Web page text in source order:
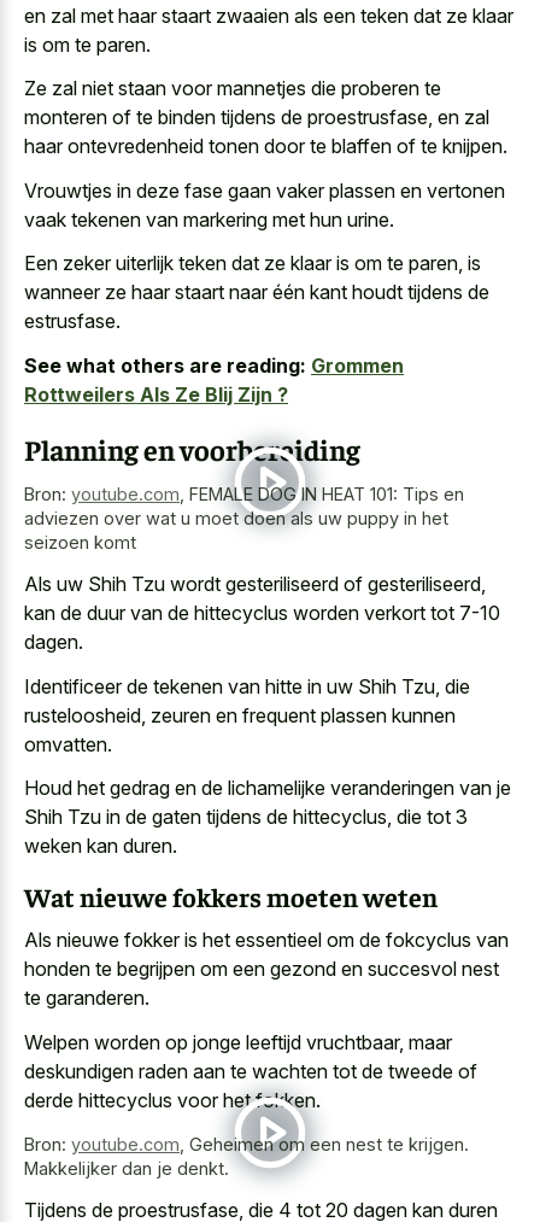
en zal met haar staart zwaaien als een teken dat ze klaar
is om te paren.
Ze zal niet staan voor mannetjes die proberen te
monteren of te binden tijdens de proestrusfase, en zal
haar ontevredenheid tonen door te blaffen of te knijpen.
Vrouwtjes in deze fase gaan vaker plassen en vertonen
vaak tekenen van markering met hun urine.
Een zeker uiterlijk teken dat ze klaar is om te paren, is
wanneer ze haar staart naar één kant houdt tijdens de
estrusfase.
See what others are reading: Grommen
Rottweilers Als Ze Blij Zijn ?
Planning en voorbereiding
Bron: youtube.com FEMALE DOG IN HEAT 101: Tips en
adviezen over wat u moet doen als uw puppy in het
seizoen komt
Als uw Shih Tzu wordt gesteriliseerd of gesteriliseerd,
kan de duur van de hittecyclus worden verkort tot 7-10
dagen.
Identificeer de tekenen van hitte in uw Shih Tzu, die
rusteloosheid, zeuren en frequent plassen kunnen
omvatten.
Houd het gedrag en de lichamelijke veranderingen van je
Shih Tzu in de gaten tijdens de hittecyclus, die tot 3
weken kan duren.
Wat nieuwe fokkers moeten weten
Als nieuwe fokker is het essentieel om de fokcyclus van
honden te begrijpen om een gezond en succesvol nest
te garanderen.
Welpen worden op jonge leeftijd vruchtbaar, maar
deskundigen raden aan te wachten tot de tweede of
derde hittecyclus voor het fokken.
Bron: youtube.com Geheimen om een nest te krijgen.
Makkelijker dan je denkt.
Tijdens de proestrusfase, die 4 tot 20 dagen kan duren